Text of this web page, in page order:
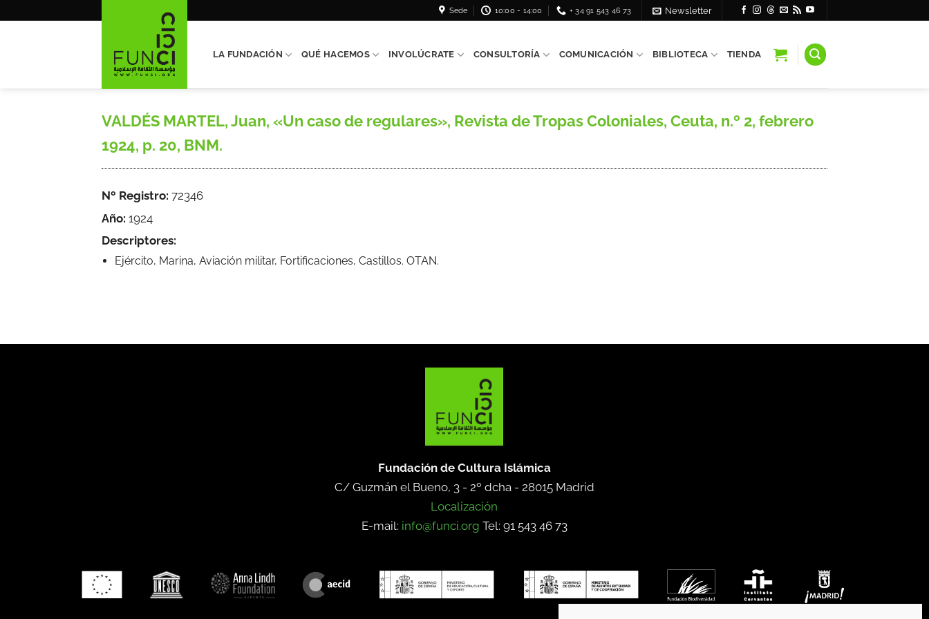
Sede 10:00 - 14:00 + 34 91 543 46 73 Newsletter
LA FUNDACIÓN QUÉ HACEMOS INVOLÚCRATE CONSULTORÍA COMUNICACIÓN BIBLIOTECA TIENDA
VALDÉS MARTEL, Juan, «Un caso de regulares», Revista de Tropas Coloniales, Ceuta, n.º 2, febrero
1924, p. 20, BNM.
Nº Registro: 72346
Año: 1924
Descriptores:
Ejército, Marina, Aviación militar, Fortificaciones, Castillos. OTAN.
Fundación de Cultura Islámica
C/ Guzmán el Bueno, 3 - 2º dcha - 28015 Madrid
Localización
E-mail: info@funci.org Tel: 91 543 46 73